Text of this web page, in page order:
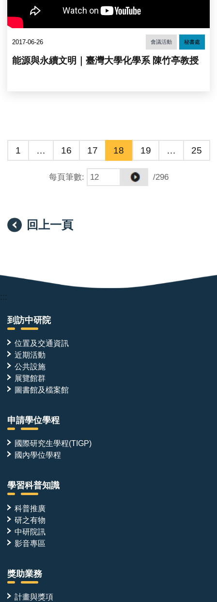
2017-06-26 會議活動 秘書處
能源與永續文明｜臺灣大學化學系 陳竹亭教授
1 … 16 17 18 19 … 25
每頁筆數: /296
回上一頁
:::
到訪中研院
位置及交通資訊
近期活動
公共設施
展覽館群
圖書館及檔案館
申請學位學程
國際研究生學程(TIGP)
國內學位學程
學習科普知識
科普推廣
研之有物
中研院訊
影音專區
獎助業務
計畫與獎項